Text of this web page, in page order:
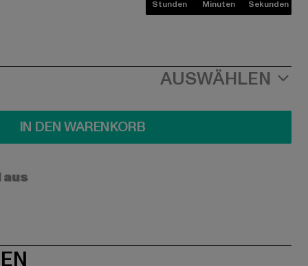
Stunden Minuten Sekunden
AUSWÄHLEN
IN DEN WARENKORB